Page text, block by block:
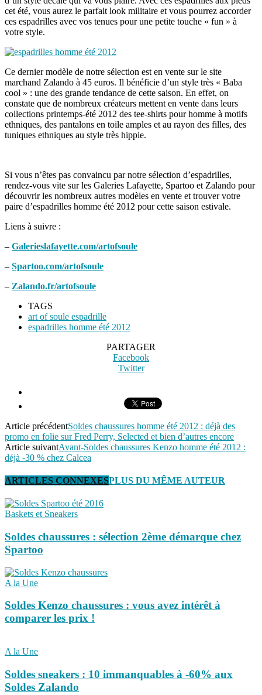
cet été, vous aurez le parfait look militaire et vous pourrez accorder
ces espadrilles avec vos tenues pour une petite touche « fun » à
votre style.
Ce dernier modèle de notre sélection est en vente sur le site
marchand Zalando à 45 euros. Il bénéficie d’un style très « Baba
cool » : une des grande tendance de cette saison. En effet, on
constate que de nombreux créateurs mettent en vente dans leurs
collections printemps-été 2012 des tee-shirts pour homme à motifs
ethniques, des pantalons en toile amples et au rayon des filles, des
tuniques ethniques au style très hippie.
Si vous n’êtes pas convaincu par notre sélection d’espadrilles,
rendez-vous vite sur les Galeries Lafayette, Spartoo et Zalando pour
découvrir les nombreux autres modèles en vente et trouver votre
paire d’espadrilles homme été 2012 pour cette saison estivale.
Liens à suivre :
– Galerieslafayette.com/artofsoule
– Spartoo.com/artofsoule
– Zalando.fr/artofsoule
TAGS
art of soule espadrille
espadrilles homme été 2012
PARTAGER
Facebook
Twitter
Article précédentSoldes chaussures homme été 2012 : déjà des
promo en folie sur Fred Perry, Selected et bien d’autres encore
Article suivantAvant-Soldes chaussures Kenzo homme été 2012 :
déjà -30 % chez Calcea
ARTICLES CONNEXESPLUS DU MÊME AUTEUR
Baskets et Sneakers
Soldes chaussures : sélection 2ème démarque chez
Spartoo
A la Une
Soldes Kenzo chaussures : vous avez intérêt à
comparer les prix !
A la Une
Soldes sneakers : 10 immanquables à -60% aux
Soldes Zalando